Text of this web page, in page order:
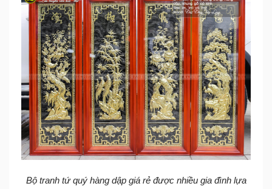
Bộ tranh tứ quý hàng dập giá rẻ được nhiều gia đình lựa